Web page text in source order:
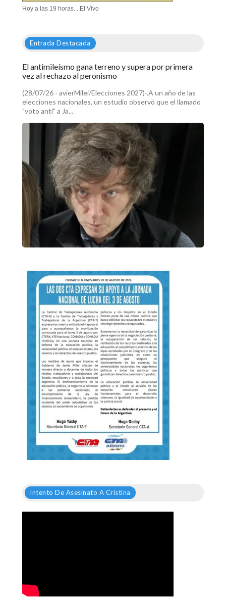
Hoy a las 19 horas... El Vivo
Entrada Destacada
El antimileísmo gana terreno y supera por primera
vez al rechazo al peronismo
(28/07/26 - avierMilei/Elecciones 2027)-.A un año de las
elecciones nacionales, un estudio observó que el llamado
"voto anti" a Ja...
Intento De Asesinato A Cristina